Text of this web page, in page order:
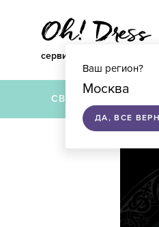
сервис по подбору
Ваш регион?
Москва
ДА, ВСЕ
СВАДЕБНЫЕ ПЛАТЬЯ